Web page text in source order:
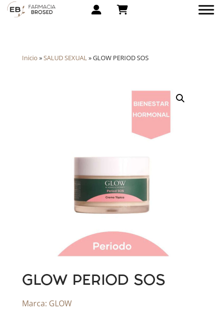
Inicio »SALUD SEXUAL»GLOW PERIOD SOS
GLOW PERIOD SOS
Marca: GLOW